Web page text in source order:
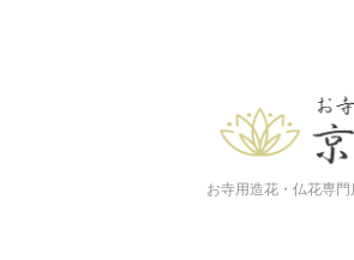
お寺用造花・仏花専